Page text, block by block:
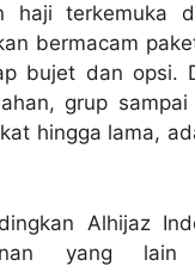
haji terkemuka
bermacam
bujet dan opsi.
grup
hingga lama,
Alhijaz
yang lain